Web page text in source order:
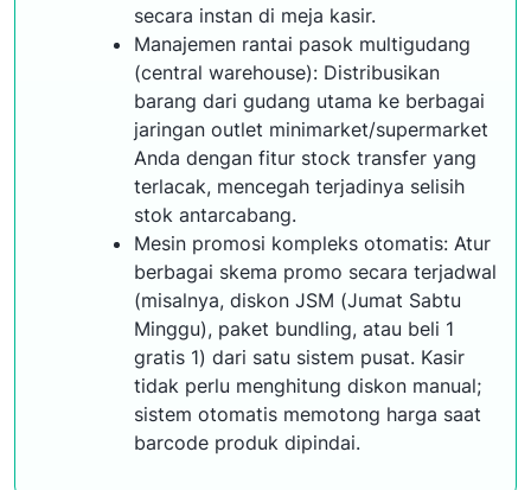
secara instan di meja kasir.
Manajemen rantai pasok multigudang
(central warehouse): Distribusikan
barang dari gudang utama ke berbagai
jaringan outlet minimarket/supermarket
Anda dengan fitur stock transfer yang
terlacak, mencegah terjadinya selisih
stok antarcabang.
Mesin promosi kompleks otomatis: Atur
berbagai skema promo secara terjadwal
(misalnya, diskon JSM (Jumat Sabtu
Minggu), paket bundling, atau beli 1
gratis 1) dari satu sistem pusat. Kasir
tidak perlu menghitung diskon manual;
sistem otomatis memotong harga saat
barcode produk dipindai.